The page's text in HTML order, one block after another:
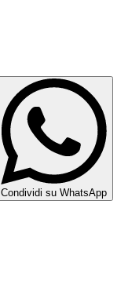
Condividi su WhatsApp